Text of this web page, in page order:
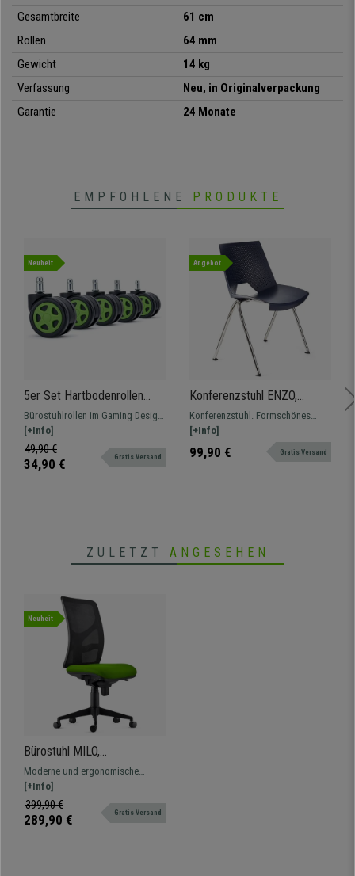
Gesamtbreite
61 cm
Rollen
64 mm
Gewicht
14 kg
Verfassung
Neu, in Originalverpackung
Garantie
24 Monate
EMPFOHLENE PRODUKTE
Neuheit
5er Set Hartbodenrollen
SPEED, 11x60 mm,
Gummibeschichtung,
Gaming-Design, Farbe Grün
Bürostuhlrollen im Gaming Design.
Perfekt, um Ihrem Stuhl eine
persönliche Note zu verleihen!
[+Info]
49,90 €
34,90 € Gratis Versand
Angebot
Konferenzstuhl ENZO,
bequem, praktisch und
stapelbar, Farbe Blau
Konferenzstuhl. Formschönes
Design. Praktische und leichte
Handhabung. In verschiedenen
Farben und Versionen erhältlich.
[+Info]
99,90 € Gratis Versand
ZULETZT ANGESEHEN
Neuheit
Bürostuhl MILO,
Lordosenstütze,
Stoffbezug, Farbe Grün
Moderne und ergonomische
Schreibtischstühle, MILO ist
perfekte Modell für die
professionelle Nutzung, sehr
[+Info]
399,90 €
289,90 € Gratis Versand